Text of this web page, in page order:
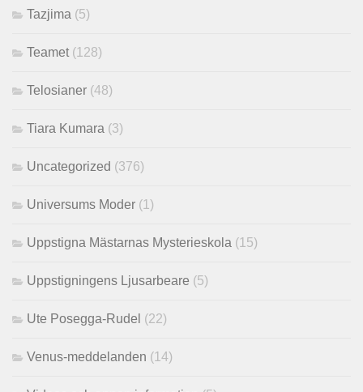
Tazjima (5)
Teamet (128)
Telosianer (48)
Tiara Kumara (3)
Uncategorized (376)
Universums Moder (1)
Uppstigna Mästarnas Mysterieskola (15)
Uppstigningens Ljusarbeare (5)
Ute Posegga-Rudel (22)
Venus-meddelanden (14)